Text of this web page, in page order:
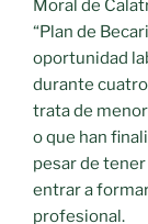
Moral de
“Plan de
oportunidad
durante
trata de
o que han
pesar de
entrar a
profesional.